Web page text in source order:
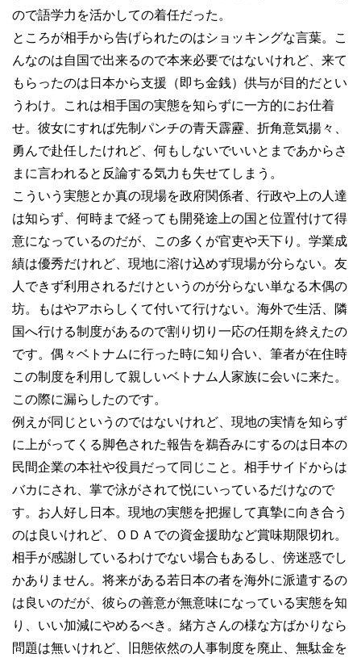
ので語学力を活かしての着任だった。
ところが相手から告げられたのはショッキングな言葉。こ
んなのは自国で出来るので本来必要ではないけれど、来て
もらったのは日本から支援（即ち金銭）供与が目的だとい
うわけ。これは相手国の実態を知らずに一方的にお仕着
せ。彼女にすれば先制パンチの青天霹靂、折角意気揚々、
勇んで赴任したけれど、何もしないでいいとまであからさ
まに言われると反論する気力も失せてしまう。
こういう実態とか真の現場を政府関係者、行政や上の人達
は知らず、何時まで経っても開発途上の国と位置付けて得
意になっているのだが、この多くが官吏や天下り。学業成
績は優秀だけれど、現地に溶け込めず現場が分らない。友
人できず利用されるだけというのが分らない単なる木偶の
坊。もはやアホらしくて付いて行けない。海外で生活、隣
国へ行ける制度があるので割り切り一応の任期を終えたの
です。偶々ベトナムに行った時に知り合い、筆者が在住時
この制度を利用して親しいベトナム人家族に会いに来た。
この際に漏らしたのです。
例えが同じというのではないけれど、現地の実情を知らず
に上がってくる脚色された報告を鵜呑みにするのは日本の
民間企業の本社や役員だって同じこと。相手サイドからは
バカにされ、掌で泳がされて悦にいっているだけなので
す。お人好し日本。現地の実態を把握して真摯に向き合う
のは良いけれど、ＯＤＡでの資金援助など賞味期限切れ。
相手が感謝しているわけでない場合もあるし、傍迷惑でし
かありません。将来がある若日本の者を海外に派遣するの
は良いのだが、彼らの善意が無意味になっている実態を知
り、いい加減にやめるべき。緒方さんの様な方ばかりなら
問題は無いけれど、旧態依然の人事制度を廃止、無駄金を